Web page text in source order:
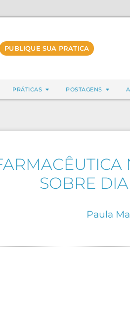
PUBLIQUE SUA PRATICA
PRÁTICAS POSTAGENS
SOBRE
Paula